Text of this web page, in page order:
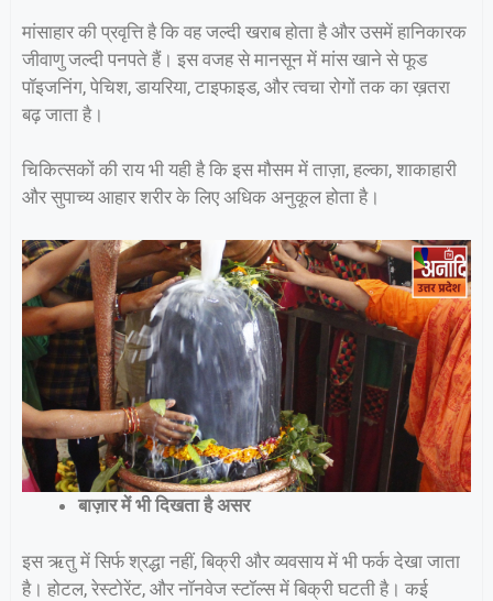
मांसाहार की प्रवृत्ति है कि वह जल्दी खराब होता है और उसमें हानिकारक
जीवाणु जल्दी पनपते हैं। इस वजह से मानसून में मांस खाने से फूड
पॉइजनिंग, पेचिश, डायरिया, टाइफाइड, और त्वचा रोगों तक का ख़तरा
बढ़ जाता है।
चिकित्सकों की राय भी यही है कि इस मौसम में ताज़ा, हल्का, शाकाहारी
और सुपाच्य आहार शरीर के लिए अधिक अनुकूल होता है।
बाज़ार में भी दिखता है असर
इस ऋतु में सिर्फ श्रद्धा नहीं, बिक्री और व्यवसाय में भी फर्क देखा जाता
है। होटल, रेस्टोरेंट, और नॉनवेज स्टॉल्स में बिक्री घटती है। कई